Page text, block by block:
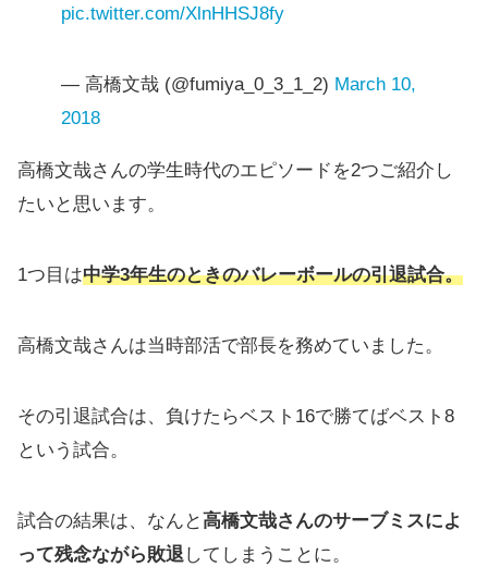
pic.twitter.com/XlnHHSJ8fy
— 高橋文哉 (@fumiya_0_3_1_2) March 10,
2018
高橋文哉さんの学生時代のエピソードを2つご紹介し
たいと思います。
1つ目は中学3年生のときのバレーボールの引退試合。
高橋文哉さんは当時部活で部長を務めていました。
その引退試合は、負けたらベスト16で勝てばベスト8
という試合。
試合の結果は、なんと 高橋文哉さんのサーブミスによ
って残念ながら敗退してしまうことに。